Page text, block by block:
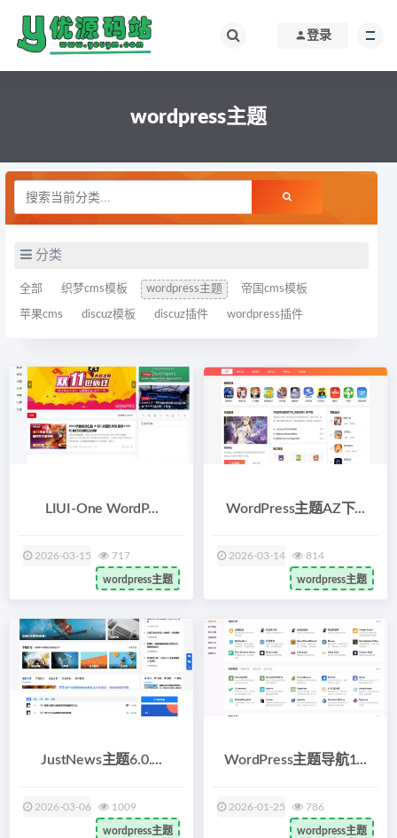
登录
wordpress主题
分类
全部 织梦cms模板 wordpress主题 帝国cms模板
苹果cms discuz模板 discuz插件 wordpress插件
LIUI-One WordP...
2026-03-15 717
wordpress主题
WordPress主题AZ下...
2026-03-14 814
wordpress主题
JustNews主题6.0....
2026-03-06 1009
wordpress主题
WordPress主题导航1...
2026-01-25 786
wordpress主题